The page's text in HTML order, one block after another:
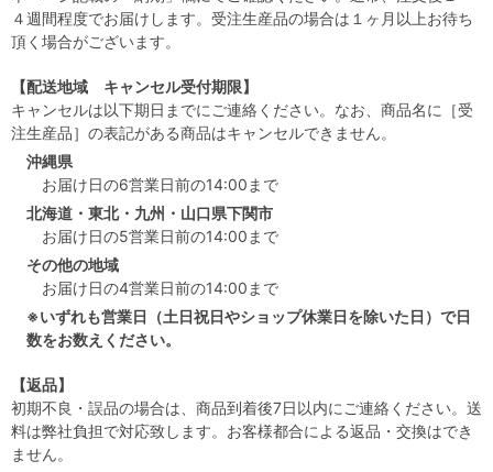
４週間程度でお届けします。受注生産品の場合は１ヶ月以上お待ち
頂く場合がございます。
【配送地域 キャンセル受付期限】
キャンセルは以下期日までにご連絡ください。なお、商品名に［受
注生産品］の表記がある商品はキャンセルできません。
沖縄県
お届け日の6営業日前の14:00まで
北海道・東北・九州・山口県下関市
お届け日の5営業日前の14:00まで
その他の地域
お届け日の4営業日前の14:00まで
※いずれも営業日（土日祝日やショップ休業日を除いた日）で日
数をお数えください。
【返品】
初期不良・誤品の場合は、商品到着後7日以内にご連絡ください。送
料は弊社負担で対応致します。お客様都合による返品・交換はでき
ません。